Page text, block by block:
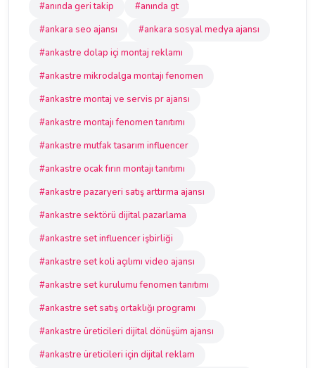
#anında geri takip
#anında gt
#ankara seo ajansı
#ankara sosyal medya ajansı
#ankastre dolap içi montaj reklamı
#ankastre mikrodalga montajı fenomen
#ankastre montaj ve servis pr ajansı
#ankastre montajı fenomen tanıtımı
#ankastre mutfak tasarım influencer
#ankastre ocak fırın montajı tanıtımı
#ankastre pazaryeri satış arttırma ajansı
#ankastre sektörü dijital pazarlama
#ankastre set influencer işbirliği
#ankastre set koli açılımı video ajansı
#ankastre set kurulumu fenomen tanıtımı
#ankastre set satış ortaklığı programı
#ankastre üreticileri dijital dönüşüm ajansı
#ankastre üreticileri için dijital reklam